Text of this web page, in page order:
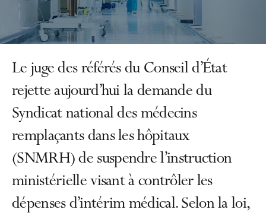
Le juge des référés du Conseil d’État
rejette aujourd’hui la demande du
Syndicat national des médecins
remplaçants dans les hôpitaux
(SNMRH) de suspendre l’instruction
ministérielle visant à contrôler les
dépenses d’intérim médical. Selon la loi,